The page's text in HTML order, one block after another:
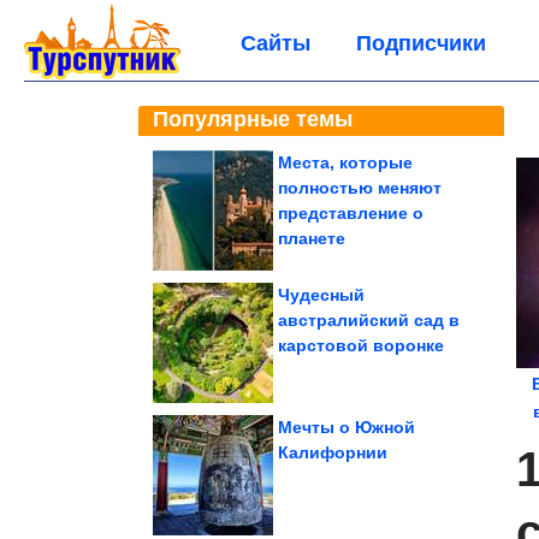
Сайты Подписчики
Популярные темы
Места, которые
полностью меняют
представление о
планете
Чудесный
австралийский сад в
карстовой воронке
Мечты о Южной
Калифорнии